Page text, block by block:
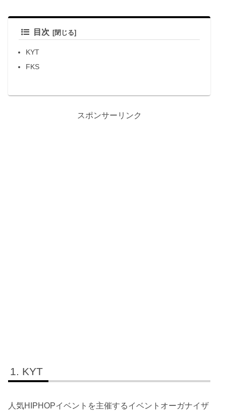
目次
KYT
FKS
スポンサーリンク
KYT
人気HIPHOPイベントを主催するイベントオーガナイザ